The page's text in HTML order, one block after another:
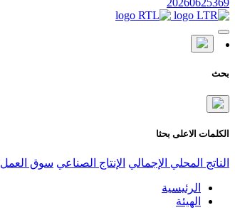
بحث
الكلمات الاعلى بحثا
الناتج المحلي الإجمالي الإنتاج الصناعي سوق العمل
الرئيسية
الهيئة